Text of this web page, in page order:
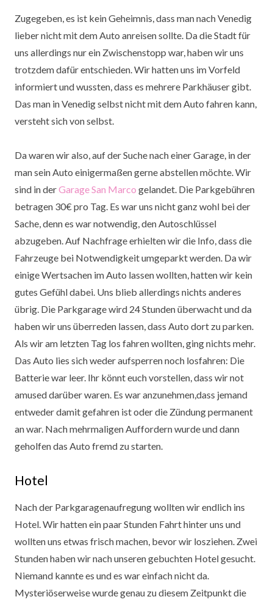
Zugegeben, es ist kein Geheimnis, dass man nach Venedig
lieber nicht mit dem Auto anreisen sollte. Da die Stadt für
uns allerdings nur ein Zwischenstopp war, haben wir uns
trotzdem dafür entschieden. Wir hatten uns im Vorfeld
informiert und wussten, dass es mehrere Parkhäuser gibt.
Das man in Venedig selbst nicht mit dem Auto fahren kann,
versteht sich von selbst.
Da waren wir also, auf der Suche nach einer Garage, in der
man sein Auto einigermaßen gerne abstellen möchte. Wir
sind in derGarage San Marco gelandet. Die Parkgebühren
betragen 30€ pro Tag. Es war uns nicht ganz wohl bei der
Sache, denn es war notwendig, den Autoschlüssel
abzugeben. Auf Nachfrage erhielten wir die Info, dass die
Fahrzeuge bei Notwendigkeit umgeparkt werden. Da wir
einige Wertsachen im Auto lassen wollten, hatten wir kein
gutes Gefühl dabei. Uns blieb allerdings nichts anderes
übrig. Die Parkgarage wird 24 Stunden überwacht und da
haben wir uns überreden lassen, dass Auto dort zu parken.
Als wir am letzten Tag los fahren wollten, ging nichts mehr.
Das Auto lies sich weder aufsperren noch losfahren: Die
Batterie war leer. Ihr könnt euch vorstellen, dass wir not
amused darüber waren. Es war anzunehmen,dass jemand
entweder damit gefahren ist oder die Zündung permanent
an war. Nach mehrmaligen Auffordern wurde und dann
geholfen das Auto fremd zu starten.
Hotel
Nach der Parkgaragenaufregung wollten wir endlich ins
Hotel. Wir hatten ein paar Stunden Fahrt hinter uns und
wollten uns etwas frisch machen, bevor wir losziehen. Zwei
Stunden haben wir nach unseren gebuchten Hotel gesucht.
Niemand kannte es und es war einfach nicht da.
Mysteriöserweise wurde genau zu diesem Zeitpunkt die